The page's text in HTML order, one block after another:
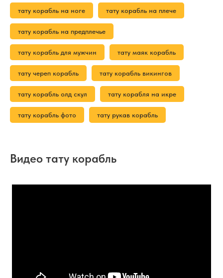
тату корабль на ноге тату корабль на плече
тату корабль на предплечье
тату корабль для мужчин тату маяк корабль
тату череп корабль тату корабль викингов
тату корабль олд скул тату корабля на икре
тату корабль фото тату рукав корабль
Видео тату корабль